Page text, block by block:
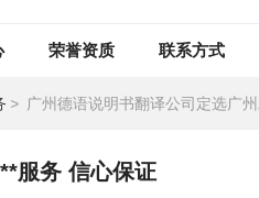
荣誉资质 联系方式
> 广州德语说明书翻译公司定选广
服务 信心保证